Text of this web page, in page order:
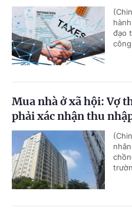
đạo
Mua nhà ở xã hội: Vợ
phải xác nhận thu